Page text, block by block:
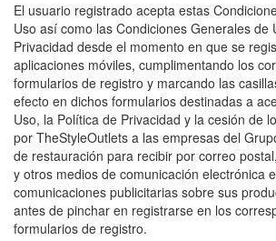
El usuario registrado acepta estas
Uso así como las Condiciones Generales de
Privacidad desde el momento en que se
aplicaciones móviles, cumplimentando los
formularios de registro y marcando las
efecto en dichos formularios destinadas a
Uso, la Política de Privacidad y la cesión de
por TheStyleOutlets a las empresas del
de restauración para recibir por correo
y otros medios de comunicación electrónica
comunicaciones publicitarias sobre sus
antes de pinchar en registrarse en los
formularios de registro.